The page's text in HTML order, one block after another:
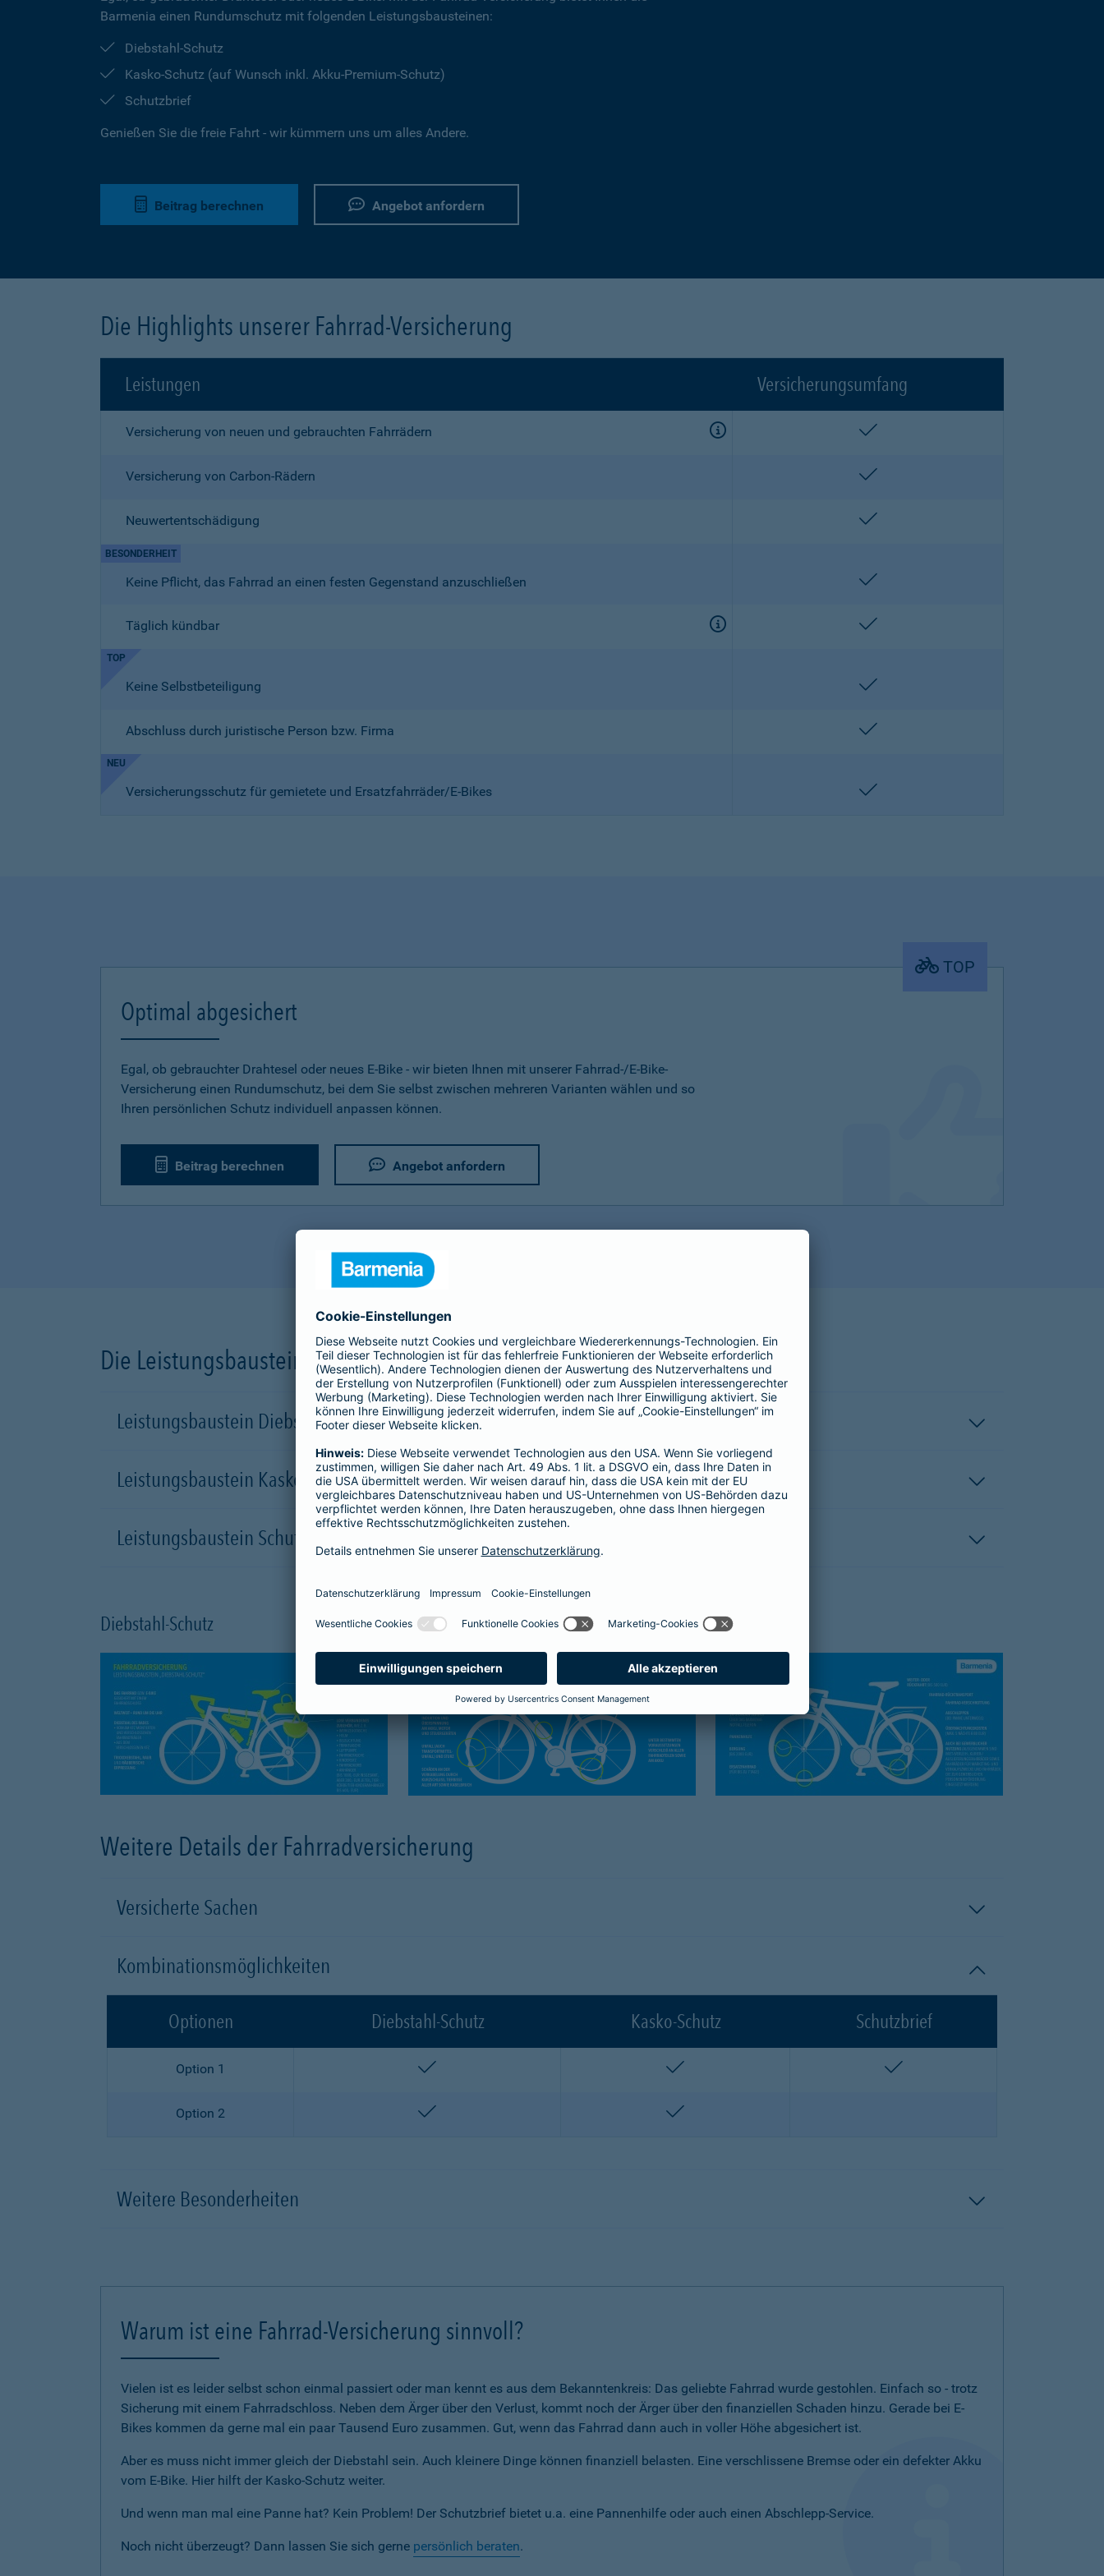
Barmenia einen Rundumschutz mit folgenden Leistungsbausteinen:
Diebstahl-Schutz
Kasko-Schutz (auf Wunsch inkl. Akku-Premium-Schutz)
Schutzbrief
Genießen Sie die freie Fahrt - wir kümmern uns um alles Andere.
Beitrag berechnen Angebot anfordern
Die Highlights unserer Fahrrad-Versicherung
Leistungen Versicherungsumfang
Versicherung von neuen und gebrauchten Fahrrädern enthalten
Versicherung von Carbon-Rädern enthalten
Neuwertentschädigung enthalten
Keine Pflicht, das Fahrrad an einen festen Gegenstand anzuschließen
BESONDERHEIT
enthalten
Täglich kündbar enthalten
TOP
Keine Selbstbeteiligung enthalten
Abschluss durch juristische Person bzw. Firma enthalten
NEU
Versicherungsschutz für gemietete und Ersatzfahrräder/E-Bikes enthalten
TOP
Optimal abgesichert
Egal, ob gebrauchter Drahtesel oder neues E-Bike - wir bieten Ihnen mit unserer Fahrrad-/E-Bike-
Versicherung einen Rundumschutz, bei dem Sie selbst zwischen mehreren Varianten wählen und so
Ihren persönlichen Schutz individuell anpassen können.
Beitrag berechnen Angebot anfordern
Die Leistungsbausteine unserer Fahrradversicherung im Detail
Leistungsbaustein Diebstahl-Schutz
Leistungsbaustein Kasko-Schutz
Leistungsbaustein Schutzbrief
Diebstahl-Schutz Kasko-Schutz Schutzbrief
Weitere Details der Fahrradversicherung
Versicherte Sachen
Kombinationsmöglichkeiten
Optionen Diebstahl-Schutz Kasko-Schutz Schutzbrief
Option 1 enthalten
Option 2
Weitere Besonderheiten
Warum ist eine Fahrrad-Versicherung sinnvoll?
Vielen ist es leider selbst schon einmal passiert oder man kennt es aus dem Bekanntenkreis: Das geliebte Fahrrad wurde gestohlen. Einfach so - trotz
Sicherung mit einem Fahrradschloss. Neben dem Ärger über den Verlust, kommt noch der Ärger über den finanziellen Schaden hinzu. Gerade bei E-
Bikes kommen da gerne mal ein paar Tausend Euro zusammen. Gut, wenn das Fahrrad dann auch in voller Höhe abgesichert ist.
Aber es muss nicht immer gleich der Diebstahl sein. Auch kleinere Dinge können finanziell belasten. Eine verschlissene Bremse oder ein defekter Akku
vom E-Bike. Hier hilft der Kasko-Schutz weiter.
Und wenn man mal eine Panne hat? Kein Problem! Der Schutzbrief bietet u.a. eine Pannenhilfe oder auch einen Abschlepp-Service.
Noch nicht überzeugt? Dann lassen Sie sich gerne persönlich beraten.